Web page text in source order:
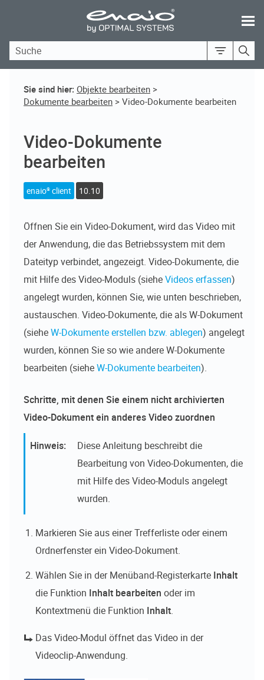
Skip To Main Content
Sie sind hier: Objekte bearbeiten >
Dokumente bearbeiten > Video-Dokumente bearbeiten
Video-Dokumente
bearbeiten
enaio® client 10.10
Öffnen Sie ein Video-Dokument, wird das Video mit
der Anwendung, die das Betriebssystem mit dem
Dateityp verbindet, angezeigt. Video-Dokumente, die
mit Hilfe des Video-Moduls (sieheVideos erfassen)
angelegt wurden, können Sie, wie unten beschrieben,
austauschen. Video-Dokumente, die als W-Dokument
(sieheW-Dokumente erstellen bzw. ablegen) angelegt
wurden, können Sie so wie andere W-Dokumente
bearbeiten (sieheW-Dokumente bearbeiten).
Schritte, mit denen Sie einem nicht archivierten
Video-Dokument ein anderes Video zuordnen
Diese Anleitung beschreibt die
Bearbeitung von Video-Dokumenten, die
mit Hilfe des Video-Moduls angelegt
wurden.
Markieren Sie aus einer Trefferliste oder einem
Ordnerfenster ein Video-Dokument.
Wählen Sie in der Menüband-Registerkarte Inhalt
die Funktion Inhalt bearbeiten oder im
Kontextmenü die Funktion Inhalt.
Das Video-Modul öffnet das Video in der
Videoclip-Anwendung.